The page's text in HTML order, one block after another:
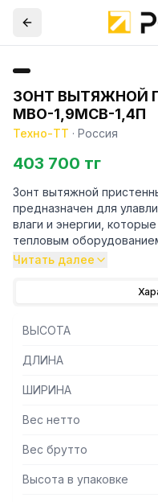
ЗОНТ ВЫТЯЖНОЙ
МВО-1,9МСВ-1,4П
Техно-ТТ · Россия
403 700 тг
Зонт вытяжной
предназначен для
влаги и энергии,
тепловым
капли жира, которые в
защищает сотрудников
Особенности:
— Бескаркасный
0,8мм
— Поставляется в
Читать далее
ВЫСОТА
ДЛИНА
ШИРИНА
Вес нетто
Вес брутто
Высота в упаковке